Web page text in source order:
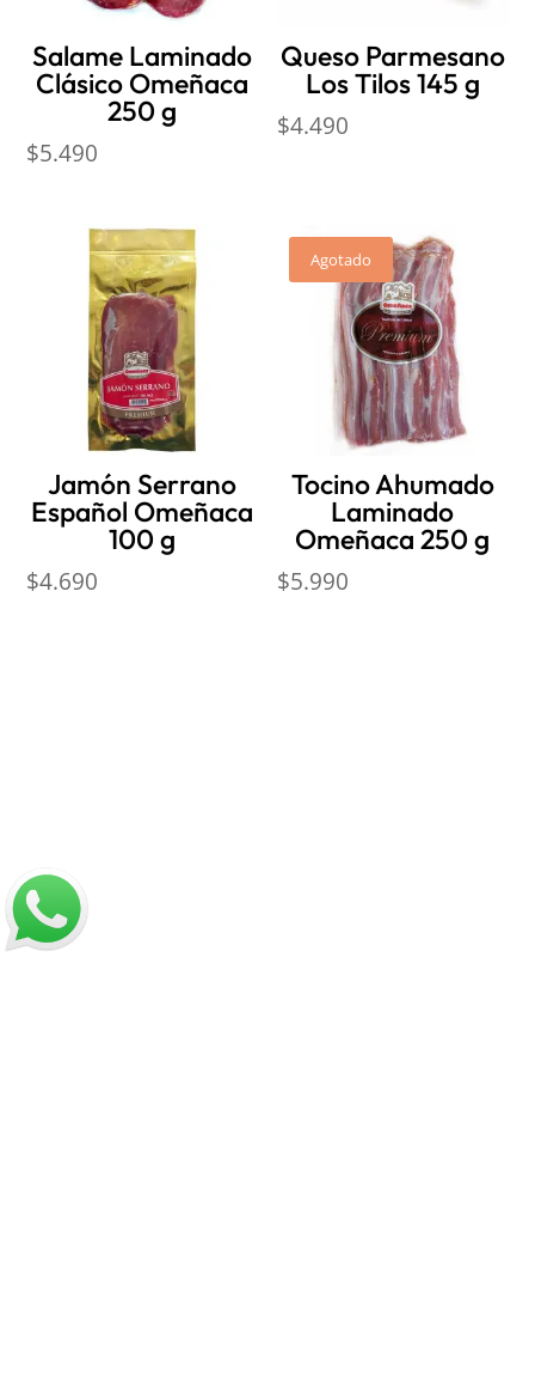
Salame Laminado
Clásico Omeñaca
250 g
$5.490
Queso Parmesano
Los Tilos 145 g
$4.490
Jamón Serrano
Español Omeñaca
100 g
$4.690
Agotado
Tocino Ahumado
Laminado
Omeñaca 250 g
$5.990
Sobre despachos
Contacto